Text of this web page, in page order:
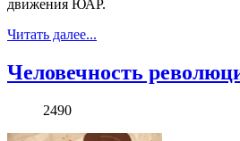
движения ЮАР.
Читать далее...
Человечность
2490